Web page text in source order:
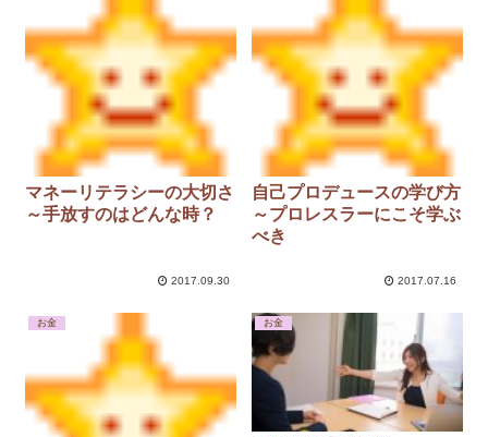
マネーリテラシーの大切さ
～手放すのはどんな時？
2017.09.30
自己プロデュースの学び方
～プロレスラーにこそ学ぶ
べき
2017.07.16
お金 お金